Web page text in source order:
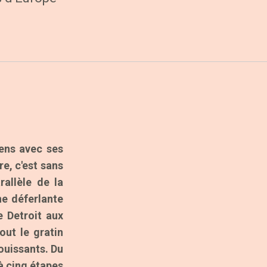
avec ses
c'est sans
de la
déferlante
Detroit aux
le gratin
Du